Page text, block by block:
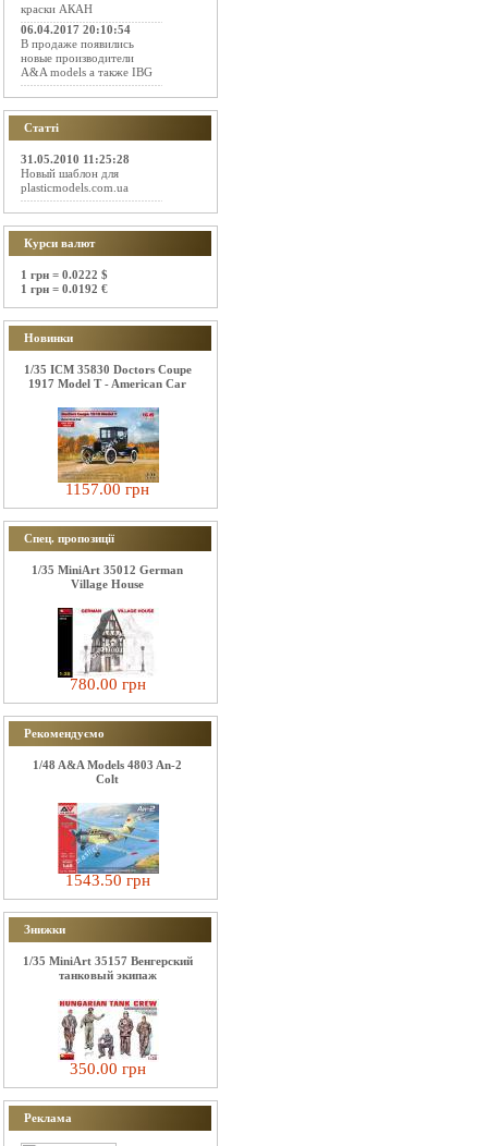
краски АКАН
06.04.2017 20:10:54
В продаже появились
новые производители
A&A models а также IBG
Статті
31.05.2010 11:25:28
Новый шаблон для
plasticmodels.com.ua
Курси валют
1 грн = 0.0222 $
1 грн = 0.0192 €
Новинки
1/35 ICM 35830 Doctors Coupe
1917 Model T - American Car
1157.00 грн
Спец. пропозиції
1/35 MiniArt 35012 German
Village House
780.00 грн
Рекомендуємо
1/48 A&A Models 4803 An-2
Colt
1543.50 грн
Знижки
1/35 MiniArt 35157 Венгерский
танковый экипаж
350.00 грн
Реклама